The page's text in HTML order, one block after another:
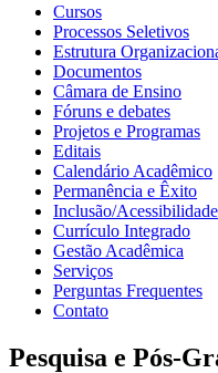
Cursos
Processos Seletivos
Estrutura
Documentos
Câmara de Ensino
Fóruns e debates
Projetos e Programas
Editais
Calendário Acadêmico
Permanência e Êxito
Inclusão/Acessibilidade
Currículo Integrado
Gestão Acadêmica
Serviços
Perguntas Frequentes
Contato
Pesquisa e Pós-